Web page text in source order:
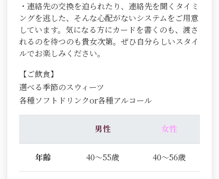
・連絡先の交換を迫られたり、連絡先を聞くタイミ
ングを逃した、そんな心配がないシステムをご用意
しています。気になる方にカードを書くのも、渡さ
れるのを待つのも貴女次第。ぜひ自分らしいスタイ
ルでお楽しみください。
【ご飲食】
選べる季節のスウィーツ
各種ソフトドリンクor各種アルコール
男性 女性
年齢 40～55歳 40～56歳